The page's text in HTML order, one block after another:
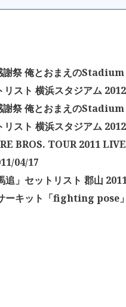
祭 俺とおまえの
スト 横浜スタジアム
祭 俺とおまえの
スト 横浜スタジアム
BROS. TOUR 2011
04/17
」セットリスト 郡山
ーキット「fighting pose